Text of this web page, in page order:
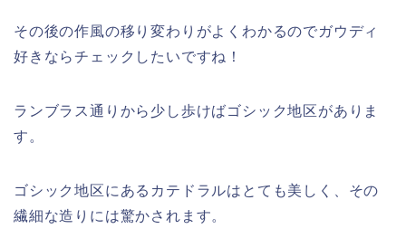
その後の作風の移り変わりがよくわかるのでガウディ
好きならチェックしたいですね！
ランブラス通りから少し歩けばゴシック地区がありま
す。
ゴシック地区にあるカテドラルはとても美しく、その
繊細な造りには驚かされます。